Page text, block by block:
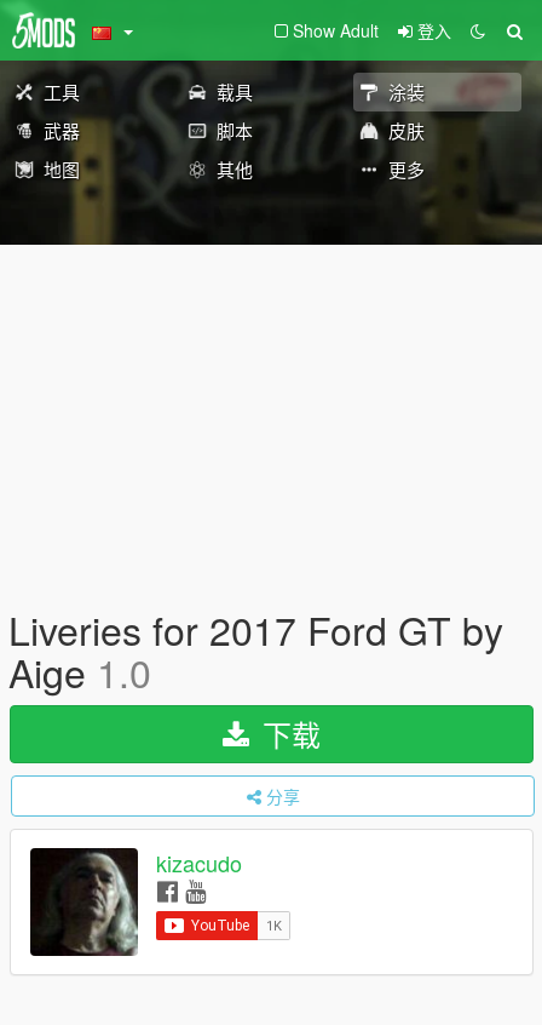
Show Adult 登入
工具 载具
涂装
武器
脚本
皮肤
地图
其他 更多
Liveries for 2017 Ford GT by
Aige 1.0
下载
分享
kizacudo